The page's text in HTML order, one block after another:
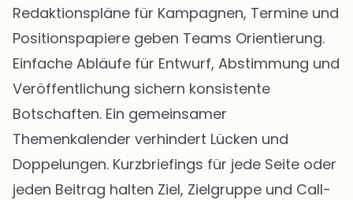
Redaktionspläne für Kampagnen, Termine und
Positionspapiere geben Teams Orientierung.
Einfache Abläufe für Entwurf, Abstimmung und
Veröffentlichung sichern konsistente
Botschaften. Ein gemeinsamer
Themenkalender verhindert Lücken und
Doppelungen. Kurzbriefings für jede Seite oder
jeden Beitrag halten Ziel, Zielgruppe und Call-